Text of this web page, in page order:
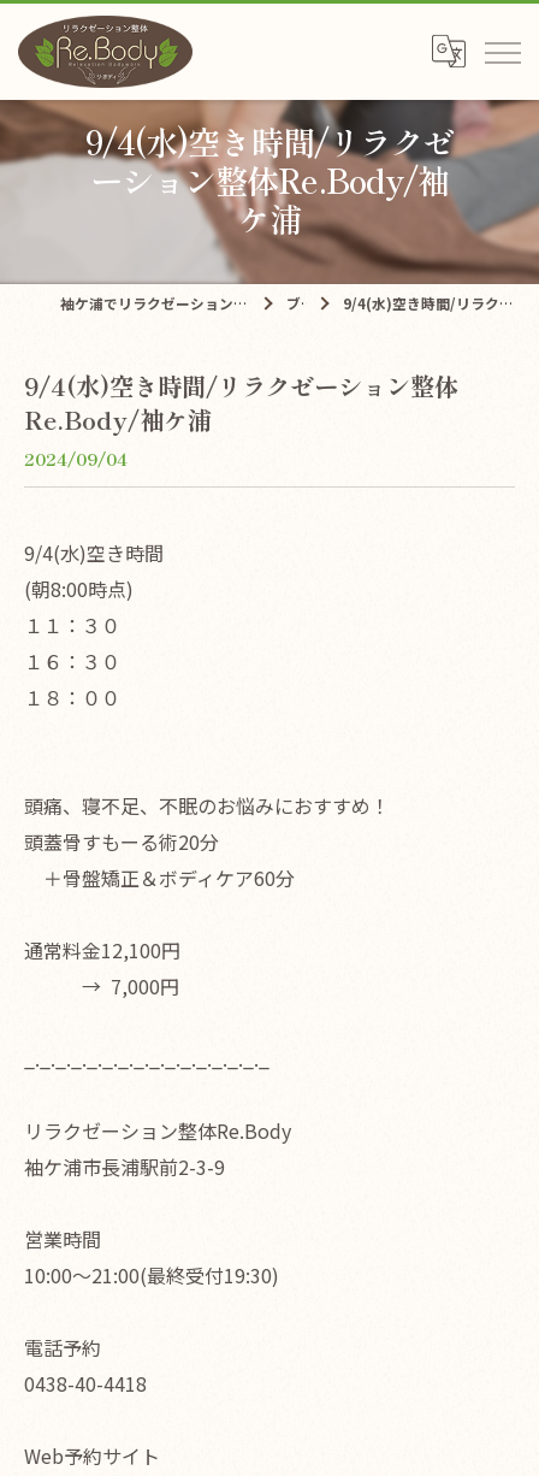
9/4(水)空き時間/リラクゼ
ーション整体Re.Body/袖
ケ浦
袖ケ浦でリラクゼーションならリラクゼーション整体Re.Body ブログ 9/4(水)空き時間/リラクゼーション整体Re.Body/袖ケ浦
9/4(水)空き時間/リラクゼーション整体
Re.Body/袖ケ浦
2024/09/04
9/4(水)空き時間
(朝8:00時点)
１１：３０
１６：３０
１８：００
頭痛、寝不足、不眠のお悩みにおすすめ！
頭蓋骨すもーる術20分
＋骨盤矯正＆ボディケア60分
通常料金12,100円
→ 7,000円
_._._._._._._._._._._._._._._._
リラクゼーション整体Re.Body
袖ケ浦市長浦駅前2-3-9
営業時間
10:00〜21:00(最終受付19:30)
電話予約
0438-40-4418
Web予約サイト